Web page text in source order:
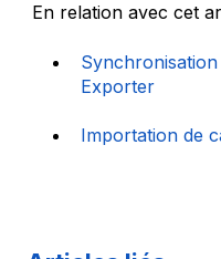
En relation avec cet
Exporter
Importation de